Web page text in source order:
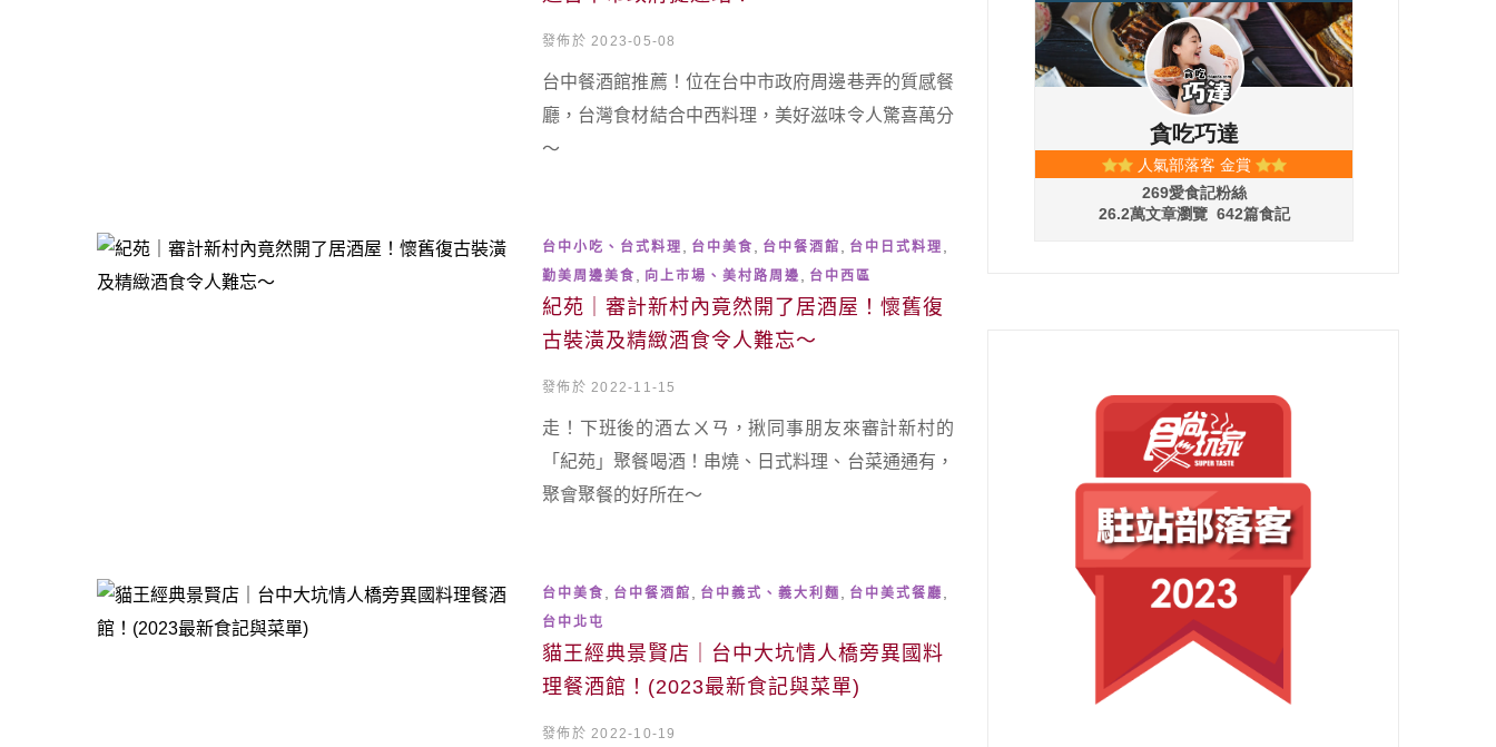
發佈於 2023-05-08
台中餐酒館推薦！位在台中市政府周邊巷弄的質感餐
廳，台灣食材結合中西料理，美好滋味令人驚喜萬分
～
台中小吃、台式料理 台中美食 台中餐酒館 台中日式料理
勤美周邊美食 向上市場、美村路周邊 台中西區
紀苑｜審計新村內竟然開了居酒屋！懷舊復
古裝潢及精緻酒食令人難忘～
發佈於 2022-11-15
走！下班後的酒ㄊㄨㄢ，揪同事朋友來審計新村的
「紀苑」聚餐喝酒！串燒、日式料理、台菜通通有，
聚會聚餐的好所在～
台中美食 台中餐酒館 台中義式、義大利麵 台中美式餐廳
台中北屯
貓王經典景賢店｜台中大坑情人橋旁異國料
理餐酒館！(2023最新食記與菜單)
發佈於 2022-10-19